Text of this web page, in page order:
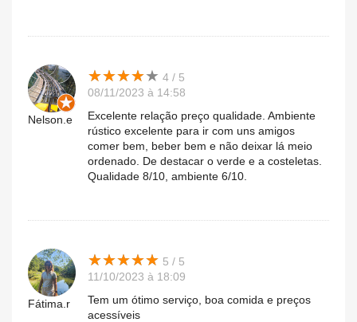
Nelson.e
★★★★★
★★★★★ 4 / 5
08/11/2023 à 14:58
Excelente relação preço qualidade. Ambiente
rústico excelente para ir com uns amigos
comer bem, beber bem e não deixar lá meio
ordenado. De destacar o verde e a costeletas.
Qualidade 8/10, ambiente 6/10.
Fátima.r
★★★★★
★★★★★ 5 / 5
11/10/2023 à 18:09
Tem um ótimo serviço, boa comida e preços
acessíveis